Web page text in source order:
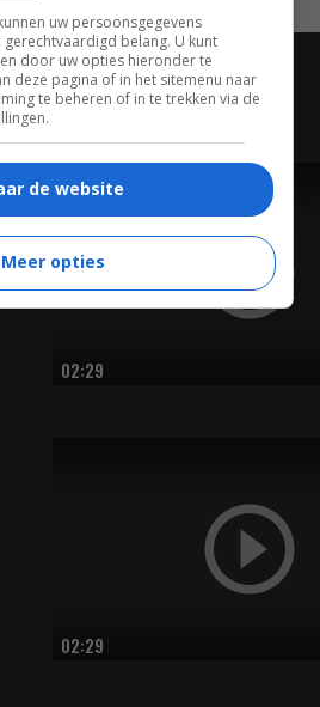
02:29
02:29
uw persoonsgegevens
belang. U kunt
door uw opties hieronder te
deze pagina of in het sitemenu naar
te beheren of in te trekken via de
de website
Meer opties